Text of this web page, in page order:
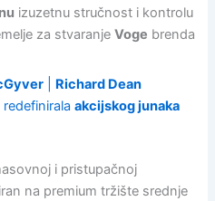
izuzetnu stručnost i kontrolu
za stvaranje Voge brenda
| Richard Dean
akcijskog junaka
i pristupačnoj
na premium tržište srednje